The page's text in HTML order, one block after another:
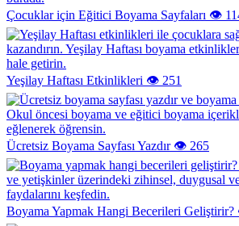
Çocuklar için Eğitici Boyama Sayfaları 👁️
Yeşilay Haftası Etkinlikleri 👁️ 251
Ücretsiz Boyama Sayfası Yazdır 👁️ 265
Boyama Yapmak Hangi Becerileri Geliştirir?